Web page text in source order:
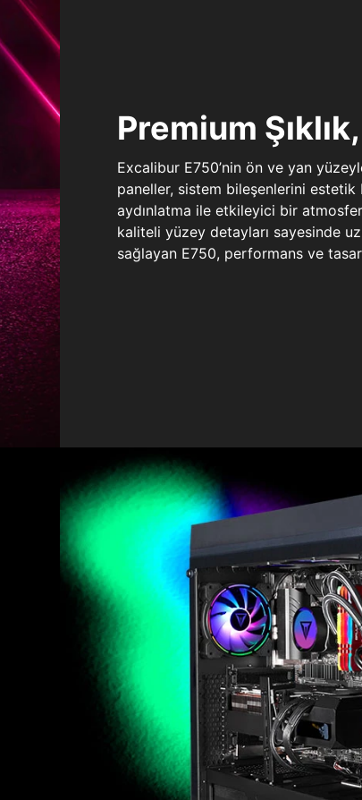
Premium
Excalibur E750’nin ön ve yan
paneller, sistem bileşenlerini estetik
aydınlatma ile etkileyici bir
kaliteli yüzey detayları sayesinde
sağlayan E750, performans ve